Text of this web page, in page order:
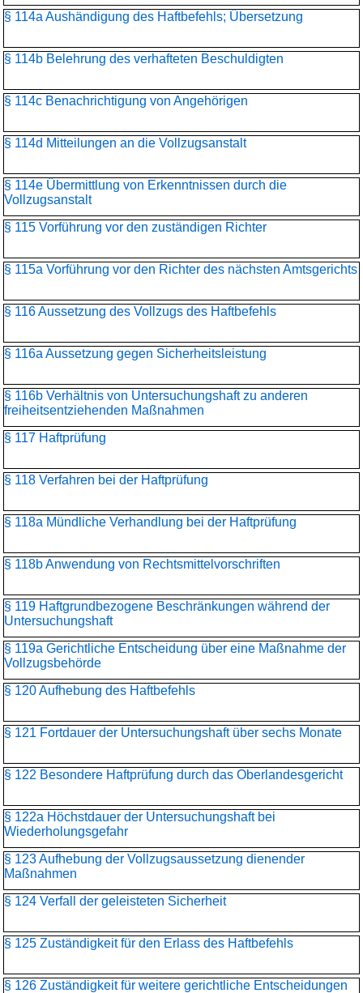
§ 114a Aushändigung des Haftbefehls; Übersetzung
§ 114b Belehrung des verhafteten Beschuldigten
§ 114c Benachrichtigung von Angehörigen
§ 114d Mitteilungen an die Vollzugsanstalt
§ 114e Übermittlung von Erkenntnissen durch die
Vollzugsanstalt
§ 115 Vorführung vor den zuständigen Richter
§ 115a Vorführung vor den Richter des nächsten Amtsgerichts
§ 116 Aussetzung des Vollzugs des Haftbefehls
§ 116a Aussetzung gegen Sicherheitsleistung
§ 116b Verhältnis von Untersuchungshaft zu anderen
freiheitsentziehenden Maßnahmen
§ 117 Haftprüfung
§ 118 Verfahren bei der Haftprüfung
§ 118a Mündliche Verhandlung bei der Haftprüfung
§ 118b Anwendung von Rechtsmittelvorschriften
§ 119 Haftgrundbezogene Beschränkungen während der
Untersuchungshaft
§ 119a Gerichtliche Entscheidung über eine Maßnahme der
Vollzugsbehörde
§ 120 Aufhebung des Haftbefehls
§ 121 Fortdauer der Untersuchungshaft über sechs Monate
§ 122 Besondere Haftprüfung durch das Oberlandesgericht
§ 122a Höchstdauer der Untersuchungshaft bei
Wiederholungsgefahr
§ 123 Aufhebung der Vollzugsaussetzung dienender
Maßnahmen
§ 124 Verfall der geleisteten Sicherheit
§ 125 Zuständigkeit für den Erlass des Haftbefehls
§ 126 Zuständigkeit für weitere gerichtliche Entscheidungen